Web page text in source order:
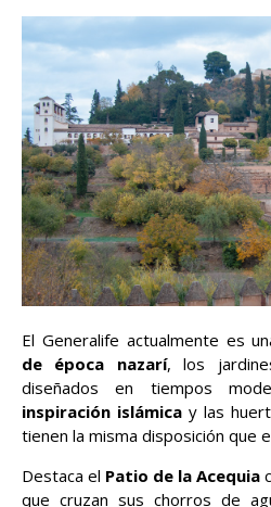
El Generalife actualmente es
de época nazarí, los
diseñados en tiempos
inspiración islámica y las
tienen la misma disposición que
Destaca el Patio de la Acequia
que cruzan sus chorros de